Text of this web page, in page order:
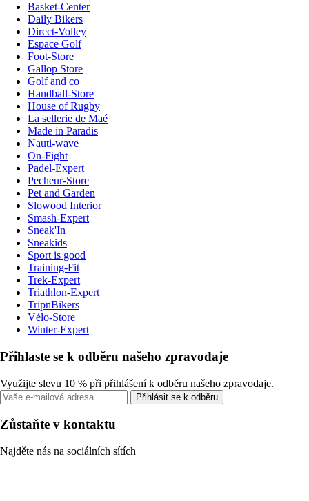
Basket-Center
Daily Bikers
Direct-Volley
Espace Golf
Foot-Store
Gallop Store
Golf and co
Handball-Store
House of Rugby
La sellerie de Maé
Made in Paradis
Nauti-wave
On-Fight
Padel-Expert
Pecheur-Store
Pet and Garden
Slowood Interior
Smash-Expert
Sneak'In
Sneakids
Sport is good
Training-Fit
Trek-Expert
Triathlon-Expert
TripnBikers
Vélo-Store
Winter-Expert
Přihlaste se k odběru našeho zpravodaje
Využijte slevu 10 % při přihlášení k odběru našeho zpravodaje.
Přihlásit se k odběru
Zůstaňte v kontaktu
Najděte nás na sociálních sítích